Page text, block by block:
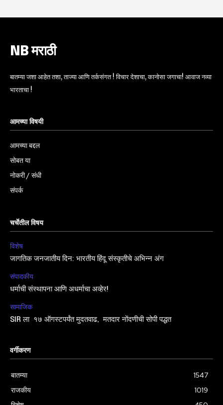
NB मराठी
बातम्या जशा आहेत तशा, ताज्या आणि तर्कसंगत ! विचार देशाचा, कानोसा जगाचा! आवाज नव्या
भारताचा !
आमच्या विषयी
आमच्या बद्दल
सोबत या
नोकरी / संधी
संपर्क
चर्चेतील विषय
विशेष
जागतिक जनजातीय दिन: भारतीय हिंदू संस्कृतीचे अभिन्न अंग
संपादकीय
धर्माची संस्थापना आणि अधर्माचा अव्हेर!
सामाजिक
SIR ला १७ ऑगस्टपर्यंत मुदतवाढ, मतदार नोंदणीची सोपी पद्धत
वर्गीकरण
बातम्या
1547
राजकीय
1019